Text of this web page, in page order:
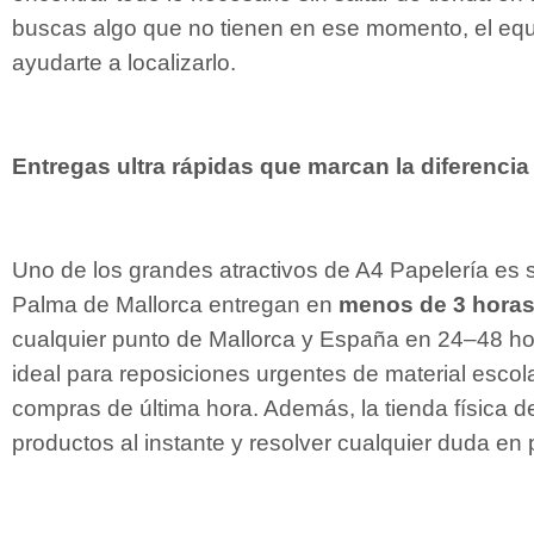
buscas algo que no tienen en ese momento, el
ayudarte a localizarlo.
Entregas ultra rápidas que marcan la diferencia
Uno de los grandes atractivos de A4 Papelería es
Palma de Mallorca entregan en menos de 3 horas
cualquier punto de Mallorca y España en 24–48
ideal para reposiciones urgentes de material
compras de última hora. Además, la tienda física
productos al instante y resolver cualquier duda en